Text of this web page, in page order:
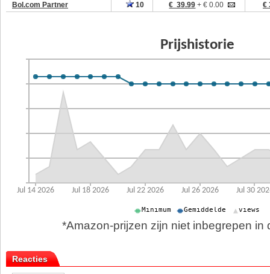
Bol.com Partner 10 € 39.99 + € 0.00 €
*Amazon-prijzen zijn niet inbegrepen in
Reacties